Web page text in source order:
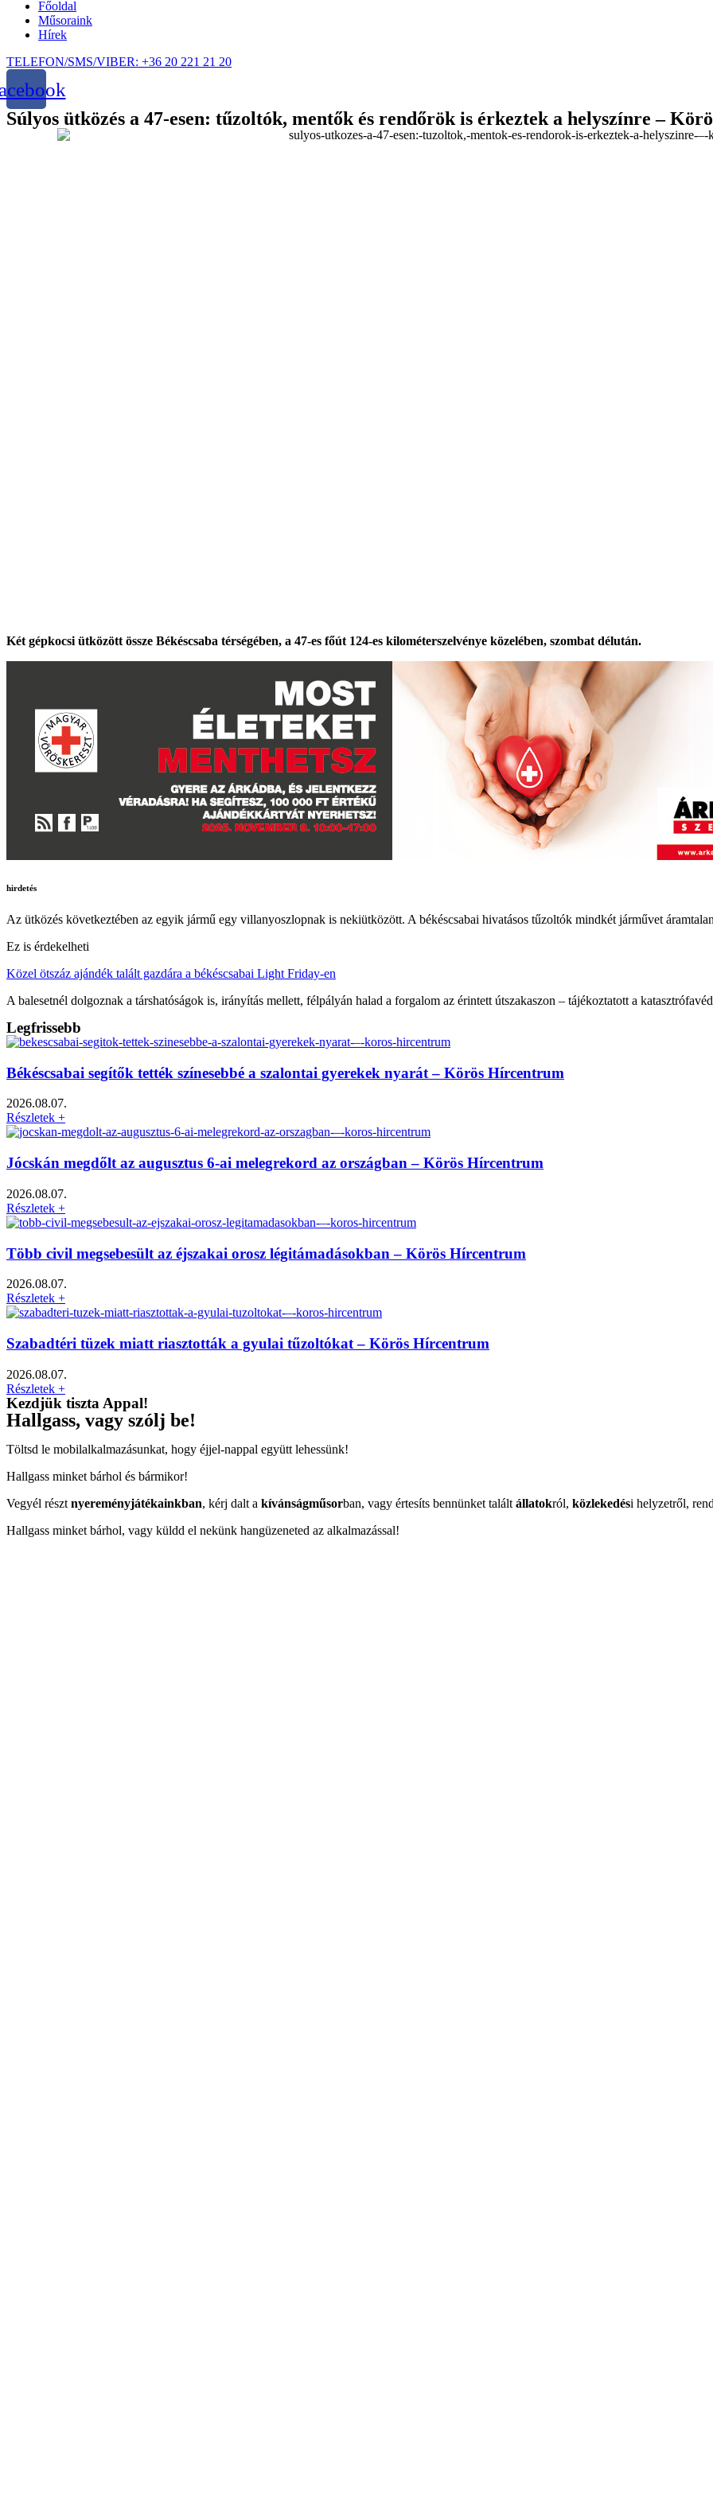
Főoldal
Műsoraink
Hírek
TELEFON/SMS/VIBER: +36 20 221 21 20
Súlyos ütközés a 47-esen: tűzoltók, mentők és rendőrök is érkeztek a helyszínre –
Két gépkocsi ütközött össze Békéscsaba térségében, a 47-es főút 124-es kilométerszelvénye közelében, szombat délután.
hirdetés
Az ütközés következtében az egyik jármű egy villanyoszlopnak is nekiütközött. A békéscsabai hivatásos tűzoltók mindkét járművet
Ez is érdekelheti
Közel ötszáz ajándék talált gazdára a békéscsabai Light Friday-en
A balesetnél dolgoznak a társhatóságok is, irányítás mellett, félpályán halad a forgalom az érintett útszakaszon – tájékoztatott a
Legfrissebb
Békéscsabai segítők tették színesebbé a szalontai gyerekek nyarát – Körös Hírcentrum
2026.08.07.
Részletek +
Jócskán megdőlt az augusztus 6-ai melegrekord az országban – Körös Hírcentrum
2026.08.07.
Részletek +
Több civil megsebesült az éjszakai orosz légitámadásokban – Körös Hírcentrum
2026.08.07.
Részletek +
Szabadtéri tüzek miatt riasztották a gyulai tűzoltókat – Körös Hírcentrum
2026.08.07.
Részletek +
Kezdjük tiszta Appal!
Hallgass, vagy szólj be!
Töltsd le mobilalkalmazásunkat, hogy éjjel-nappal együtt lehessünk!
Hallgass minket bárhol és bármikor!
Vegyél részt nyereményjátékainkban, kérj dalt a kívánságműsorban, vagy értesíts bennünket talált állatokról, közlekedési helyzetről,
Hallgass minket bárhol, vagy küldd el nekünk hangüzeneted az alkalmazással!